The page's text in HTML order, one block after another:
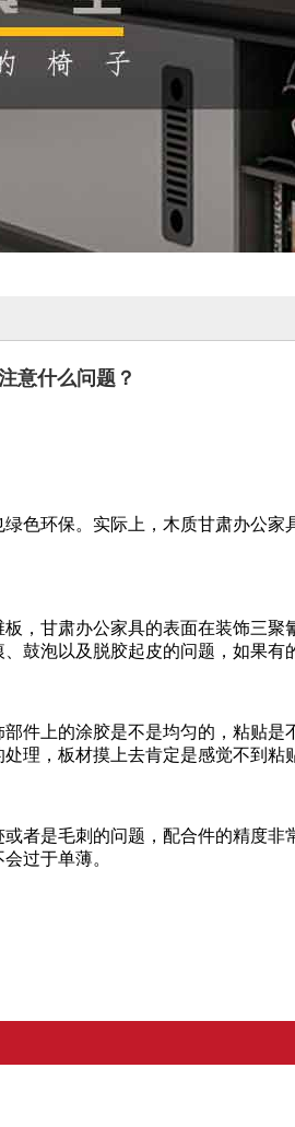
意什么问题？
色环保。实际上，木质甘肃办公家
，甘肃办公家具的表面在装饰三聚
鼓泡以及脱胶起皮的问题，如果有
件上的涂胶是不是均匀的，粘贴是
理，板材摸上去肯定是感觉不到粘
者是毛刺的问题，配合件的精度
过于单薄。